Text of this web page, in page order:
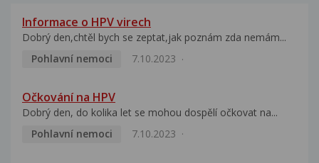
Informace o HPV virech
Dobrý den,chtěl bych se zeptat,jak poznám zda nemám...
Pohlavní nemoci
7.10.2023
Očkování na HPV
Dobrý den, do kolika let se mohou dospělí očkovat na...
Pohlavní nemoci
7.10.2023